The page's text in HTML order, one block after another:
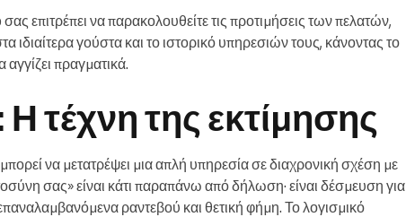
επιτρέπει να παρακολουθείτε τις προτιμήσεις των πελατών,
ιδιαίτερα γούστα και το ιστορικό υπηρεσιών τους, κάνοντας το
πραγματικά.
τέχνη της εκτίμησης
να μετατρέψει μια απλή υπηρεσία σε διαχρονική σχέση με
σας» είναι κάτι παραπάνω από δήλωση· είναι δέσμευση για
ραντεβού και θετική φήμη. Το λογισμικό